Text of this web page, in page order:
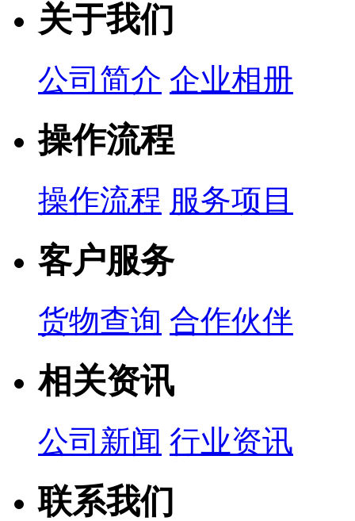
关于我们
公司简介 企业相册
操作流程
操作流程 服务项目
客户服务
货物查询 合作伙伴
相关资讯
公司新闻 行业资讯
联系我们